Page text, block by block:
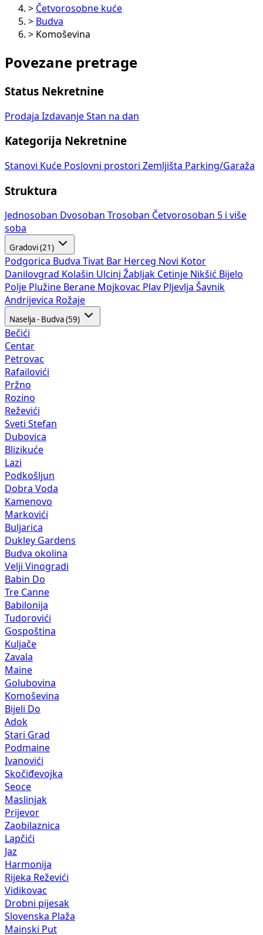
> Četvorosobne kuće
> Budva
> Komoševina
Povezane pretrage
Status Nekretnine
Prodaja Izdavanje Stan na dan
Kategorija Nekretnine
Stanovi Kuće Poslovni prostori Zemljišta Parking/Garaža
Struktura
Jednosoban Dvosoban Trosoban Četvorosoban 5 i više
soba
Gradovi (21)
Podgorica Budva Tivat Bar Herceg Novi Kotor
Danilovgrad Kolašin Ulcinj Žabljak Cetinje Nikšić Bijelo
Polje Plužine Berane Mojkovac Plav Pljevlja Šavnik
Andrijevica Rožaje
Naselja - Budva (59)
Bečići
Centar
Petrovac
Rafailovići
Pržno
Rozino
Reževići
Sveti Stefan
Dubovica
Blizikuće
Lazi
Podkošljun
Dobra Voda
Kamenovo
Markovići
Buljarica
Dukley Gardens
Budva okolina
Velji Vinogradi
Babin Do
Tre Canne
Babilonija
Tudorovići
Gospoština
Kuljače
Zavala
Maine
Golubovina
Komoševina
Bijeli Do
Adok
Stari Grad
Podmaine
Ivanovići
Skočiđevojka
Seoce
Maslinjak
Prijevor
Zaobilaznica
Lapčići
Jaz
Harmonija
Rijeka Reževići
Vidikovac
Drobni pijesak
Slovenska Plaža
Mainski Put